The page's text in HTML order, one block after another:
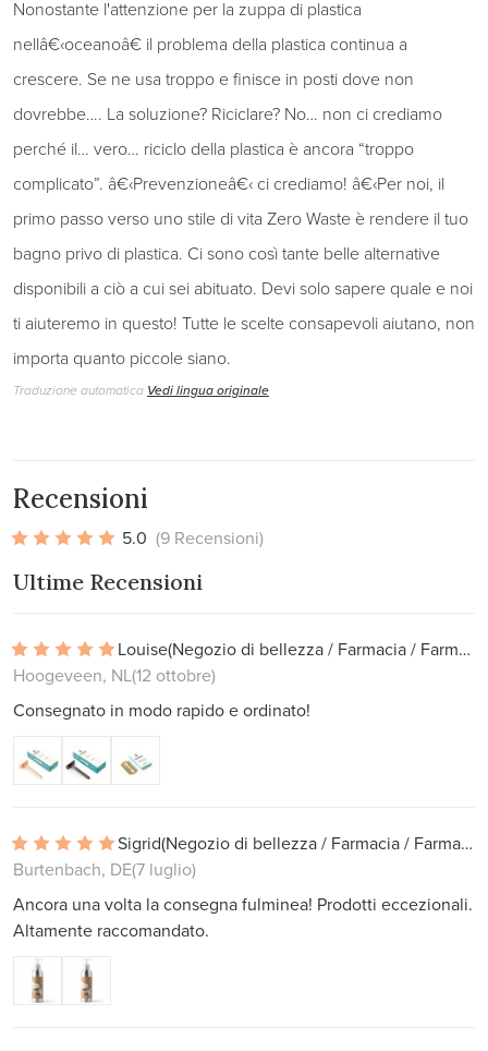
Nonostante l'attenzione per la zuppa di plastica
nellâ€‹oceanoâ€ il problema della plastica continua a
crescere. Se ne usa troppo e finisce in posti dove non
dovrebbe…. La soluzione? Riciclare? No… non ci crediamo
perché il… vero… riciclo della plastica è ancora “troppo
complicato”. â€‹Prevenzioneâ€‹ ci crediamo! â€‹Per noi, il
primo passo verso uno stile di vita Zero Waste è rendere il tuo
bagno privo di plastica. Ci sono così tante belle alternative
disponibili a ciò a cui sei abituato. Devi solo sapere quale e noi
ti aiuteremo in questo! Tutte le scelte consapevoli aiutano, non
importa quanto piccole siano.
Traduzione automatica Vedi lingua originale
Recensioni
5.0 (9 Recensioni)
Ultime Recensioni
Louise
(Negozio di bellezza / Farmacia / Farmacia)
Hoogeveen, NL(12 ottobre)
Consegnato in modo rapido e ordinato!
Sigrid
(Negozio di bellezza / Farmacia / Farmacia)
Burtenbach, DE(7 luglio)
Ancora una volta la consegna fulminea! Prodotti eccezionali.
Altamente raccomandato.